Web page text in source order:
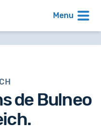
Menu
de Bulneo
.